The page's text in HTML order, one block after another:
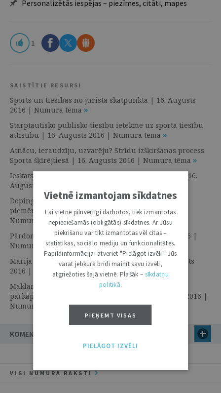
Personalizētās iespējas – piezīmes, citāti, mapes
1
SAISTĪTIE RESURSI
Sports un tiesības no jurista skatpunkta | 16. Augusts
2016 | Numura tēma
Starptautisko publisko tiesību ietekme uz sporta tiesību
attīstību | 16. Augusts 2016 | Numura tēma
Atnācu, ieraudzīju, uzvarēju? Strīdu izšķiršanas process
Sporta šķīrējtiesā | 16. Augusts 2016 | Numura tēma
Ieskats olimpiskās kustības tiesiskajā regulējumā | 16.
Augusts 2016 | Numura tēma
Dopinga kontroles procesā un rezultātu pārvaldībā
piemērojamās tiesību normas | 16. Augusts 2016 |
Numura tēma
Pārdomas par sportu un dopingu | 16. Augusts 2016 |
Numura tēma
Marija Šarapova un meldonija skandāls | 16. Augusts
2016 | Numura tēma
Maklarena ziņojums par antidopinga procedūru
pārkāpumiem un tā juridiskās sekas | 16. Augusts 2016 |
Numura tēma
KOMENTĀRI
VISI NUMURA RAKSTI
Vietnē izmantojam sīkdatnes
Lai vietne pilnvērtīgi darbotos, tiek izmantotas
nepieciešamās (obligātās) sīkdatnes. Ar Jūsu
piekrišanu var tikt izmantotas vēl citas –
statistikas, sociālo mediju un funkcionalitātes.
Papildinformācijai atveriet "Pielāgot izvēli". Jūs
varat jebkurā brīdī mainīt savu izvēli,
atgriežoties šajā vietnē. Plašāk – sīkdatņu
politikā.
PIEŅEMT VISAS
PIELĀGOT IZVĒLI